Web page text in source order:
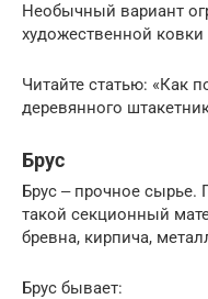
Необычный вариант
художественной
Читайте статью: «Как
деревянного
Брус
Брус ‒ прочное
такой секционный
бревна, кирпича,
Брус бывает: